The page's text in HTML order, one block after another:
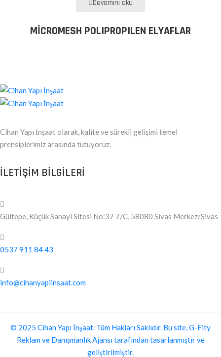
Devamını oku
MICROMESH POLIPROPILEN ELYAFLAR
Cihan Yapı İnşaat olarak, kalite ve sürekli gelişimi temel
prensiplerimiz arasında tutuyoruz.
ILETIŞIM BILGILERI
Gültepe, Küçük Sanayi Sitesi No:37 7/C, 58080 Sivas Merkez/Sivas
0537 911 84 43
info@cihanyapiinsaat.com
© 2025 Cihan Yapı İnşaat. Tüm Hakları Saklıdır. Bu site, G-Fity
Reklam ve Danışmanlık Ajansı tarafından tasarlanmıştır ve
geliştirilmiştir.